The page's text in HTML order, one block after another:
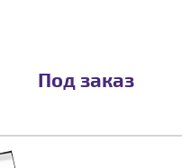
Под заказ